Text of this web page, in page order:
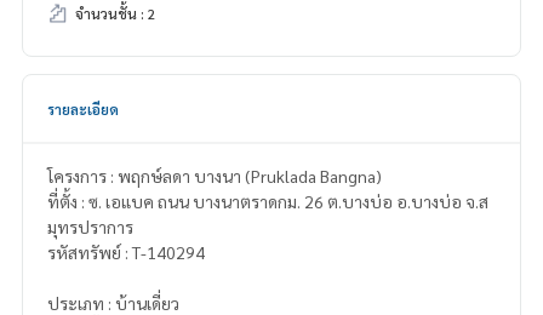
จำนวนชั้น : 2
รายละเอียด
โครงการ : พฤกษ์ลดา บางนา (Pruklada Bangna)
ที่ตั้ง : ซ. เอแบค ถนน บางนาตราดกม. 26 ต.บางบ่อ อ.บางบ่อ จ.ส
มุทรปราการ
รหัสทรัพย์ : T-140294
ประเภท : บ้านเดี่ยว